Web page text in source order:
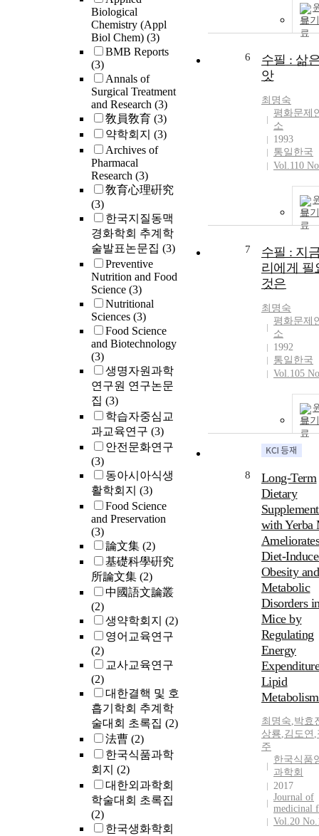
Biological
Chemistry (Appl
Biol Chem) (3)
BMB Reports
(3)
Annals of
Surgical Treatment
and Research (3)
敎員敎育 (3)
약학회지 (3)
Archives of
Pharmacal
Research (3)
敎育心理硏究
(3)
한국지질동맥
경화학회 추계학
술발표논문집 (3)
Preventive
Nutrition and Food
Science (3)
Nutritional
Sciences (3)
Food Science
and Biotechnology
(3)
생명자원과학
연구원 연구논문
집 (3)
학습자중심교
과교육연구 (3)
안전문화연구
(3)
동아시아식생
활학회지 (3)
Food Science
and Preservation
(3)
論文集 (2)
基礎科學硏究
所論文集 (2)
中國語文論叢
(2)
생약학회지 (2)
영어교육연구
(2)
교사교육연구
(2)
대한결핵 및 호
흡기학회 추계학
술대회 초록집 (2)
法曹 (2)
한국식품과학
회지 (2)
대한외과학회
학술대회 초록집
(2)
한국생화학회
보기
6
수필 : 삶
앗
최명숙
평화문제
소
1993
통일한국
Vol.110
보기
7
수필 : 지
리에게 필
것은
최명숙
평화문제
소
1992
통일한국
Vol.105
보기
8
Long-Term
Dietary
with Yerba
Diet-
Obesity and
Metabolic
Disorders
Mice by
Regulating
Energy
Lipid
Metabolism
최명숙,박효
상룡,김도연 ,
주
한국식품
과학회
2017
Journal of
medicinal
Vol.20